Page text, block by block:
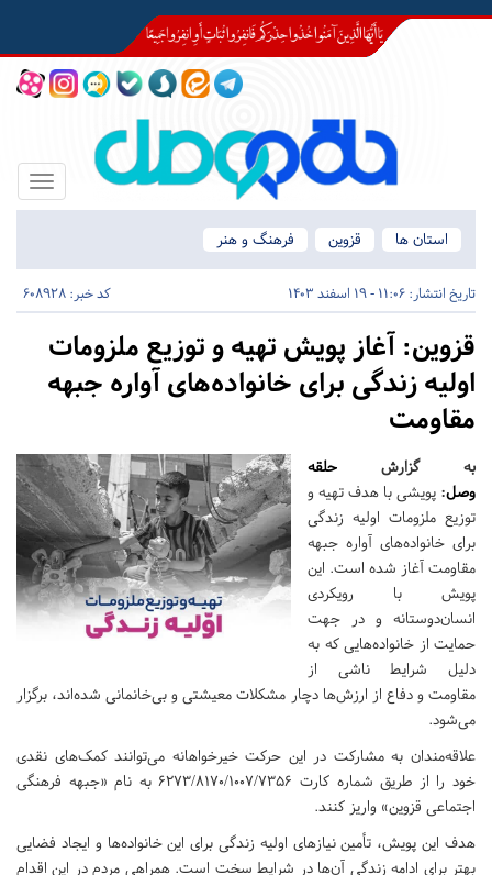
Toggle
استان ها
قزوین فرهنگ و هنر
تاریخ انتشار: 11:06 - 19 اسفند 1403 کد خبر: 608928
قزوین: آغاز پویش تهیه و توزیع ملزومات
اولیه زندگی برای خانواده‌های آواره جبهه
مقاومت
به گزارش حلقه
وصل: پویشی با هدف تهیه و
توزیع ملزومات اولیه زندگی
برای خانواده‌های آواره جبهه
مقاومت آغاز شده است. این
پویش با رویکردی
انسان‌دوستانه و در جهت
حمایت از خانواده‌هایی که به
دلیل شرایط ناشی از
مقاومت و دفاع از ارزش‌ها دچار مشکلات معیشتی و بی‌خانمانی شده‌اند، برگزار
می‌شود.
علاقه‌مندان به مشارکت در این حرکت خیرخواهانه می‌توانند کمک‌های نقدی
خود را از طریق شماره کارت 6273/8170/1007/7356 به نام «جبهه فرهنگی
اجتماعی قزوین» واریز کنند.
هدف این پویش، تأمین نیازهای اولیه زندگی برای این خانواده‌ها و ایجاد فضایی
بهتر برای ادامه زندگی آن‌ها در شرایط سخت است. همراهی مردم در این اقدام